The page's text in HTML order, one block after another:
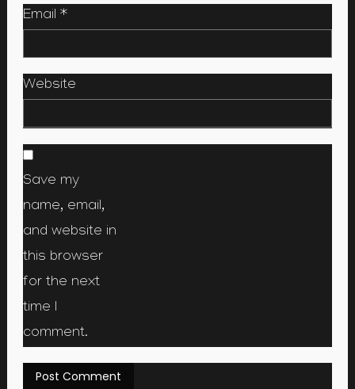
Email *
Website
Save my
name, email,
and website in
this browser
for the next
time I
comment.